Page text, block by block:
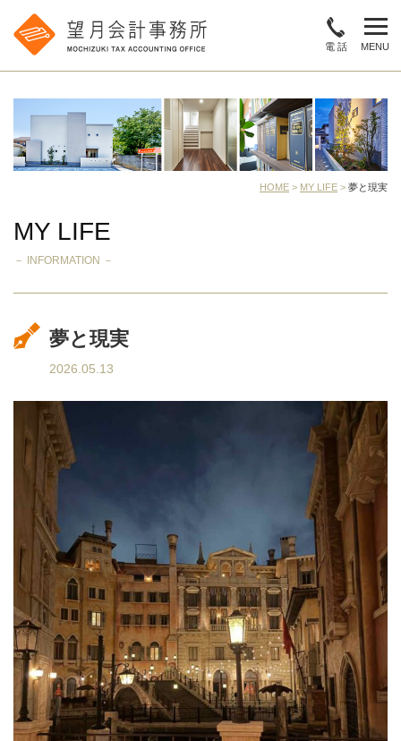
MENU
電 話
HOME > MY LIFE > 夢と現実
MY LIFE
－ INFORMATION －
夢と現実
2026.05.13